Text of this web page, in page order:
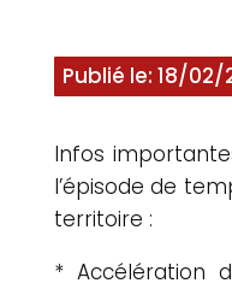
Publié le: 18/02/
Infos
l’épisode de
territoire :
* Accélération